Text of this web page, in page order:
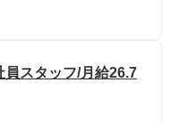
スタッフ/月給26.7